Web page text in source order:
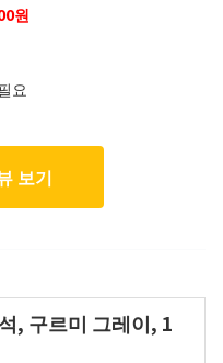
원
요
보기
, 구르미 그레이, 1